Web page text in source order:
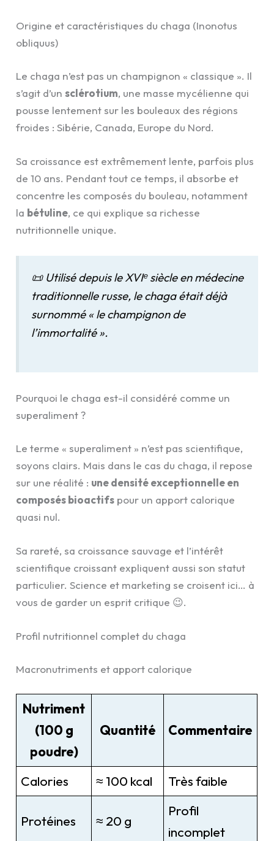
Origine et caractéristiques du chaga (Inonotus
obliquus)
Le chaga n’est pas un champignon « classique ». Il
s’agit d’unsclérotium, une masse mycélienne qui
pousse lentement sur les bouleaux des régions
froides : Sibérie, Canada, Europe du Nord.
Sa croissance est extrêmement lente, parfois plus
de 10 ans. Pendant tout ce temps, il absorbe et
concentre les composés du bouleau, notamment
la bétuline, ce qui explique sa richesse
nutritionnelle unique.
📜 Utilisé depuis le XVIᵉ siècle en médecine
traditionnelle russe, le chaga était déjà
surnommé « le champignon de
l’immortalité ».
Pourquoi le chaga est-il considéré comme un
superaliment ?
Le terme « superaliment » n’est pas scientifique,
soyons clairs. Mais dans le cas du chaga, il repose
sur une réalité : une densité exceptionnelle en
composés bioactifs pour un apport calorique
quasi nul.
Sa rareté, sa croissance sauvage et l’intérêt
scientifique croissant expliquent aussi son statut
particulier. Science et marketing se croisent ici… à
vous de garder un esprit critique 😉.
Profil nutritionnel complet du chaga
Macronutriments et apport calorique
Nutriment
(100 g
poudre)
Quantité Commentaire
Calories ≈ 100 kcal Très faible
Protéines ≈ 20 g
Profil
incomplet